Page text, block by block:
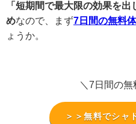
「短期間で最大限の効果を
めなので、まず7日間の無料
ょうか。
＼7日間の無
＞＞無料でシャ